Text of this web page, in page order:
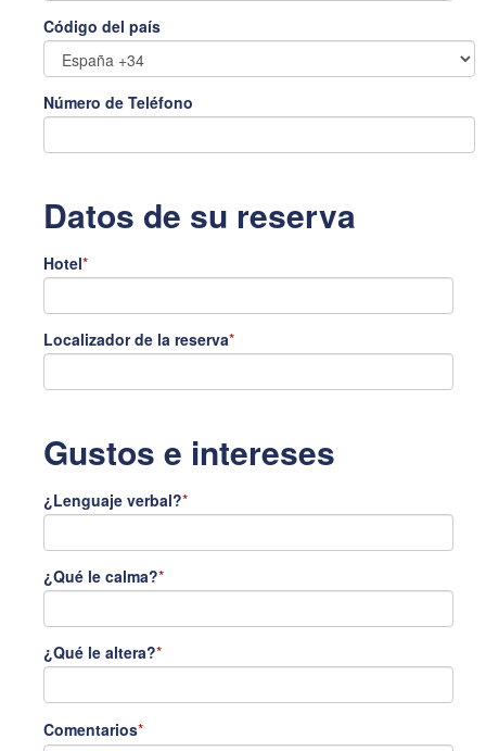
Código del país
Número de Teléfono
Datos de su reserva
Hotel*
Localizador de la reserva*
Gustos e intereses
¿Lenguaje verbal?*
¿Qué le calma?*
¿Qué le altera?*
Comentarios*